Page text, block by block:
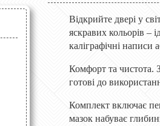
Відкрийте двері у
яскравих кольорів –
каліграфічні написи
Комфорт та чистота.
готові до
Комплект включає
мазок набуває